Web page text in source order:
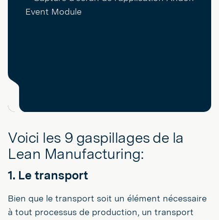
Voici les 9 gaspillages de la
Lean Manufacturing:
1. Le transport
Bien que le transport soit un élément nécessaire
à tout processus de production, un transport